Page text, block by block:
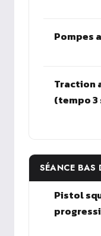
Pompes
Traction
(tempo 3
SÉANCE BAS
Pistol